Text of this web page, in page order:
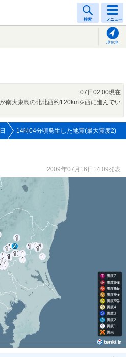
検索 メニュー
現在地
07日02:00現在
南大東島の北北西約120kmを西に進んでい
14時04分頃発生した地震(最大震度2)
2009年07月16日14:09発表